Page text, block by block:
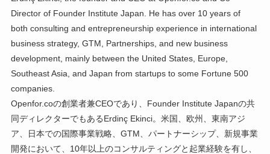
Director of Founder Institute Japan. He has over 10 years of
both consulting and entrepreneurship experience in international
business strategy, GTM, Partnerships, and new business
development, mainly between the United States, Europe,
Southeast Asia, and Japan from startups to some Fortune 500
companies.
Openfor.coの創業者兼CEOであり、Founder Institute Japanの共
同ディレクターでもあるErdinç Ekinci。米国、欧州、東南アジ
ア、日本での国際事業戦略、GTM、パートナーシップ、新規事業
開発において、10年以上のコンサルティングと起業経験を有し、